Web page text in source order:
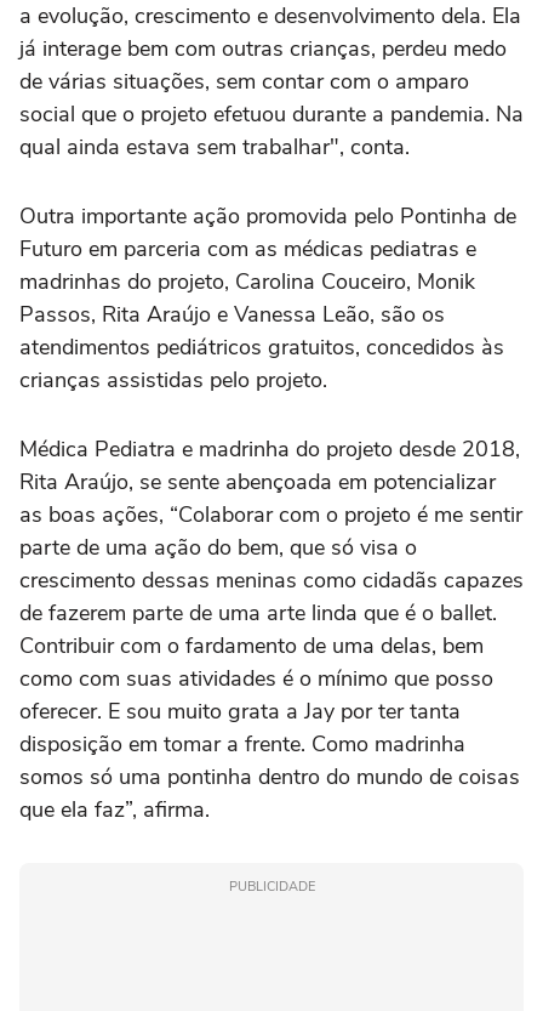
a evolução, crescimento e desenvolvimento dela. Ela
já interage bem com outras crianças, perdeu medo
de várias situações, sem contar com o amparo
social que o projeto efetuou durante a pandemia. Na
qual ainda estava sem trabalhar", conta.
Outra importante ação promovida pelo Pontinha de
Futuro em parceria com as médicas pediatras e
madrinhas do projeto, Carolina Couceiro, Monik
Passos, Rita Araújo e Vanessa Leão, são os
atendimentos pediátricos gratuitos, concedidos às
crianças assistidas pelo projeto.
Médica Pediatra e madrinha do projeto desde 2018,
Rita Araújo, se sente abençoada em potencializar
as boas ações, “Colaborar com o projeto é me sentir
parte de uma ação do bem, que só visa o
crescimento dessas meninas como cidadãs capazes
de fazerem parte de uma arte linda que é o ballet.
Contribuir com o fardamento de uma delas, bem
como com suas atividades é o mínimo que posso
oferecer. E sou muito grata a Jay por ter tanta
disposição em tomar a frente. Como madrinha
somos só uma pontinha dentro do mundo de coisas
que ela faz”, afirma.
PUBLICIDADE